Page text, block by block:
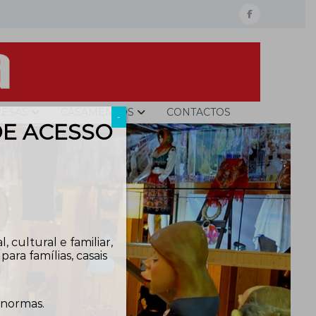
facebook
CASAMENTOS CONTACTOS
ACESSO
cultural e familiar,
famílias, casais
-